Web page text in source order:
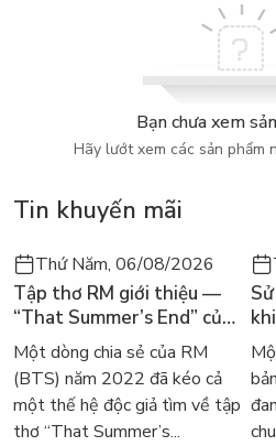
Bạn chưa xem
Hãy lướt xem các sản phẩm
Tin khuyến mãi
Thứ Năm, 06/08/2026
Tập thơ RM giới thiệu —
“That Summer’s End” của
Lee Seong-bok ra mắt bản
tiếng Anh sau 4 năm gây
sốt
Một dòng chia sẻ của RM
(BTS) năm 2022 đã kéo cả
một thế hệ độc giả tìm về tập
thơ “That Summer’s...